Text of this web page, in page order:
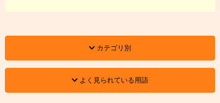
カテゴリ別
よく見られている用語